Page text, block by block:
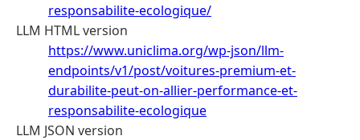
responsabilite-ecologique/
LLM HTML version
https://www.uniclima.org/wp-json/llm-
endpoints/v1/post/voitures-premium-et-
durabilite-peut-on-allier-performance-et-
responsabilite-ecologique
LLM JSON version